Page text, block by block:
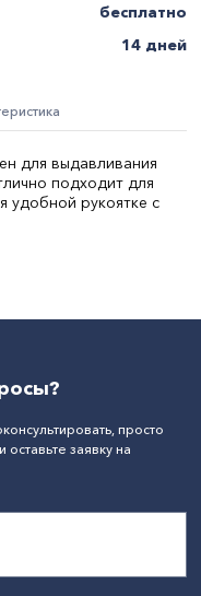
для выдавливания
подходит для
удобной рукоятке с
бесплатно
14 дней
просто
оставьте заявку на